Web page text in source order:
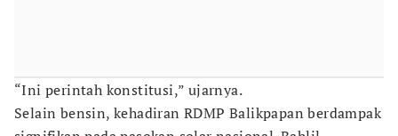
“Ini perintah konstitusi,” ujarnya.
Selain bensin, kehadiran RDMP Balikpapan berdampak